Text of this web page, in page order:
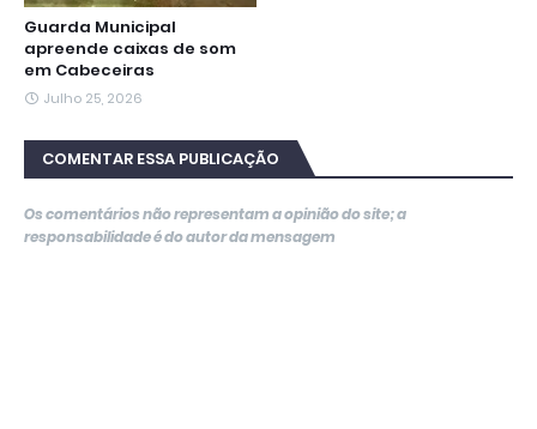
Guarda Municipal
apreende caixas de som
em Cabeceiras
Julho 25, 2026
COMENTAR ESSA PUBLICAÇÃO
Os comentários não representam a opinião do site; a
responsabilidade é do autor da mensagem